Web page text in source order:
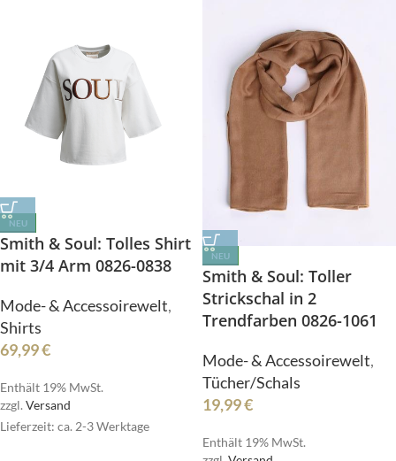
NEU
Smith & Soul: Tolles Shirt
mit 3/4 Arm 0826-0838
Mode- & Accessoirewelt,
Shirts
69,99€
Enthält 19% MwSt.
zzgl. Versand
Lieferzeit: ca. 2-3 Werktage
NEU
Smith & Soul: Toller
Strickschal in 2
Trendfarben 0826-1061
Mode- & Accessoirewelt,
Tücher/Schals
19,99€
Enthält 19% MwSt.